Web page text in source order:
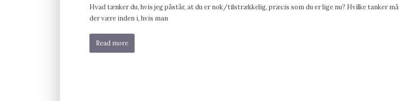
Hvad tænker du, hvis jeg påstår, at du er nok/tilstrækkelig, præcis som du er lige nu? Hvilke tanker må
der være inden i, hvis man
Read more